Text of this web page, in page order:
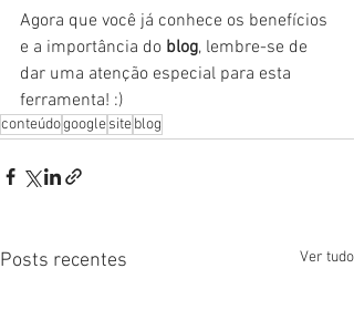
Agora que você já conhece os benefícios
e a importância do blog, lembre-se de
dar uma atenção especial para esta
ferramenta! :)
conteúdogooglesiteblog
Posts recentes Ver tudo